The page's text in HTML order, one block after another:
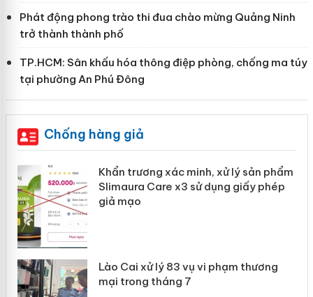
Phát động phong trào thi đua chào mừng Quảng Ninh
trở thành thành phố
TP.HCM: Sân khấu hóa thông điệp phòng, chống ma túy
tại phường An Phú Đông
Chống hàng giả
Khẩn trương xác minh, xử lý sản phẩm
Slimaura Care x3 sử dụng giấy phép
giả mạo
Lào Cai xử lý 83 vụ vi phạm thương
mại trong tháng 7